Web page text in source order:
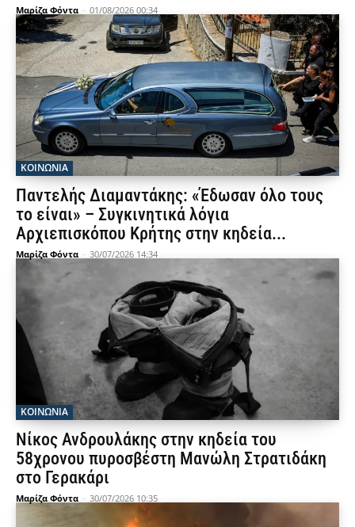
Μαρίζα Φόντα - 01/08/2026 00:34
ΚΟΙΝΩΝΙΑ
Παντελής Διαμαντάκης: «Έδωσαν όλο τους
το είναι» – Συγκινητικά λόγια
Αρχιεπισκόπου Κρήτης στην κηδεία...
Μαρίζα Φόντα - 30/07/2026 14:34
ΚΟΙΝΩΝΙΑ
Νίκος Ανδρουλάκης στην κηδεία του
58χρονου πυροσβέστη Μανώλη Στρατιδάκη
στο Γερακάρι
Μαρίζα Φόντα - 30/07/2026 10:35